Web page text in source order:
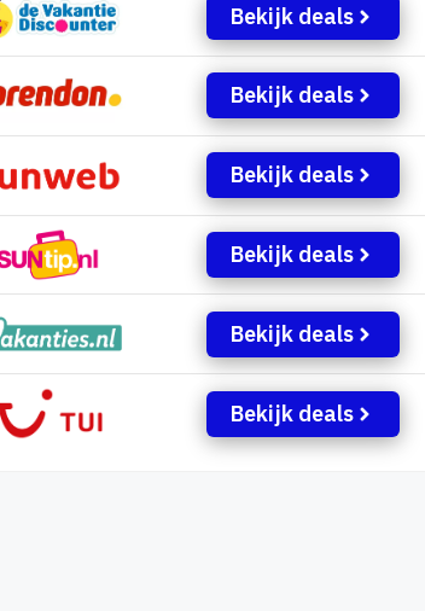
Bekijk deals
Bekijk deals
Bekijk deals
Bekijk deals
Bekijk deals
Bekijk deals